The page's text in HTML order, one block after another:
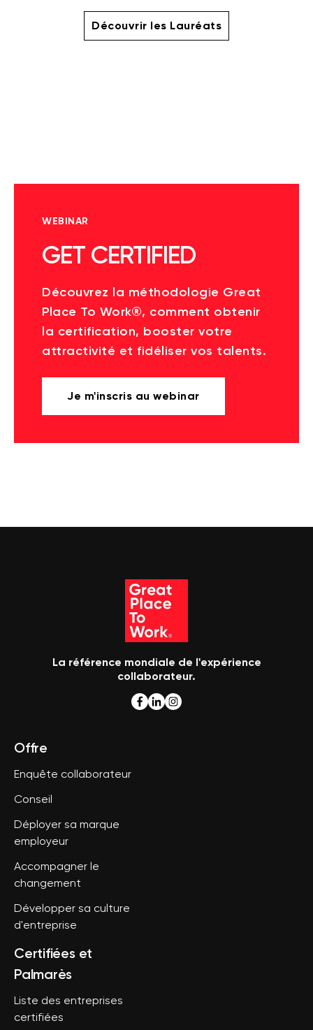
Découvrir les Lauréats
WEBINAR
GET CERTIFIED
Découvrez la méthodologie Great
Place To Work®, comment obtenir
la certification, booster votre
attractivité et fidéliser vos talents.
Je m'inscris au webinar
La référence mondiale de l'expérience
collaborateur.
Offre
Enquête collaborateur
Conseil
Déployer sa marque
employeur
Accompagner le
changement
Développer sa culture
d'entreprise
Certifiées et
Palmarès
Liste des entreprises
certifiées